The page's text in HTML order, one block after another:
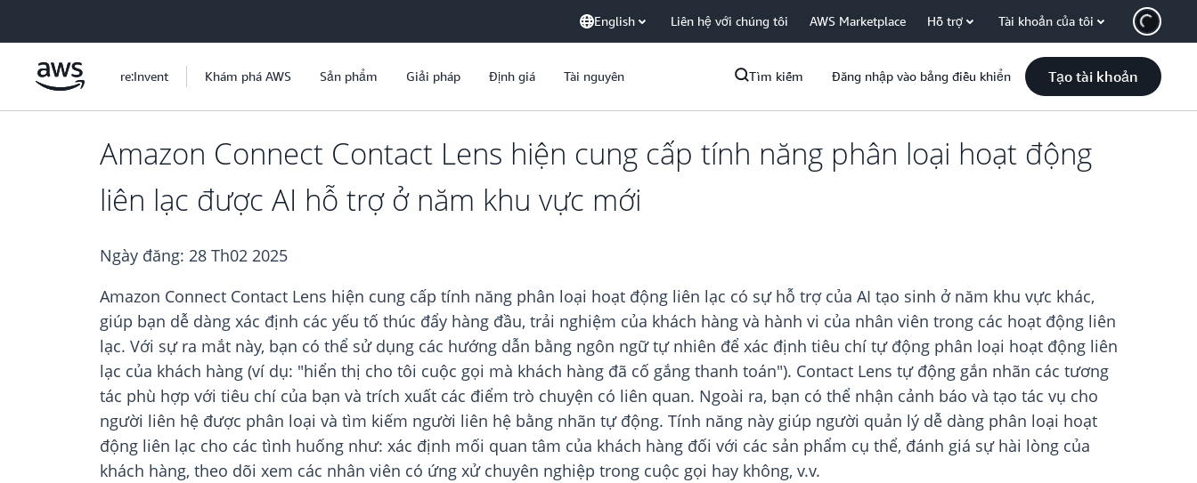
English Liên hệ với chúng tôi AWS Marketplace Hỗ trợ Tài khoản của tôi
re:Invent Khám phá AWS Sản phẩm Giải pháp Định giá Tài nguyên Tìm kiếm Đăng nhập vào bảng điều khiển Tạo tài khoản
Amazon Connect Contact Lens hiện cung cấp tính năng phân loại hoạt động
liên lạc được AI hỗ trợ ở năm khu vực mới
Ngày đăng: 28 Th02 2025
Amazon Connect Contact Lens hiện cung cấp tính năng phân loại hoạt động liên lạc có sự hỗ trợ của AI tạo sinh ở năm khu vực khác,
giúp bạn dễ dàng xác định các yếu tố thúc đẩy hàng đầu, trải nghiệm của khách hàng và hành vi của nhân viên trong các hoạt động liên
lạc. Với sự ra mắt này, bạn có thể sử dụng các hướng dẫn bằng ngôn ngữ tự nhiên để xác định tiêu chí tự động phân loại hoạt động liên
lạc của khách hàng (ví dụ: "hiển thị cho tôi cuộc gọi mà khách hàng đã cố gắng thanh toán"). Contact Lens tự động gắn nhãn các tương
tác phù hợp với tiêu chí của bạn và trích xuất các điểm trò chuyện có liên quan. Ngoài ra, bạn có thể nhận cảnh báo và tạo tác vụ cho
người liên hệ được phân loại và tìm kiếm người liên hệ bằng nhãn tự động. Tính năng này giúp người quản lý dễ dàng phân loại hoạt
động liên lạc cho các tình huống như: xác định mối quan tâm của khách hàng đối với các sản phẩm cụ thể, đánh giá sự hài lòng của
khách hàng, theo dõi xem các nhân viên có ứng xử chuyên nghiệp trong cuộc gọi hay không, v.v.